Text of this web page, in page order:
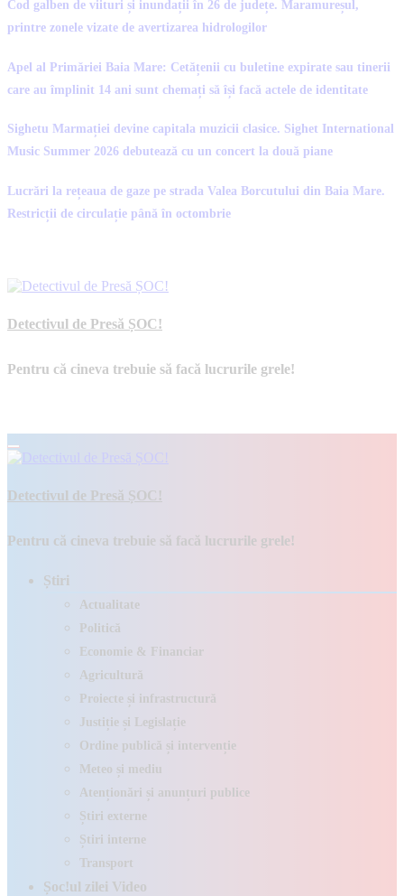
Cod galben de viituri și inundații în 26 de județe. Maramureșul,
printre zonele vizate de avertizarea hidrologilor
Apel al Primăriei Baia Mare: Cetățenii cu buletine expirate sau tinerii
care au împlinit 14 ani sunt chemați să își facă actele de identitate
Sighetu Marmației devine capitala muzicii clasice. Sighet International
Music Summer 2026 debutează cu un concert la două piane
Lucrări la rețeaua de gaze pe strada Valea Borcutului din Baia Mare.
Restricții de circulație până în octombrie
Detectivul de Presă ȘOC!
Pentru că cineva trebuie să facă lucrurile grele!
Detectivul de Presă ȘOC!
Pentru că cineva trebuie să facă lucrurile grele!
Știri
Actualitate
Politică
Economie & Financiar
Agricultură
Proiecte și infrastructură
Justiție și Legislație
Ordine publică și intervenție
Meteo și mediu
Atenționări și anunțuri publice
Știri externe
Știri interne
Transport
Șoc!ul zilei Video